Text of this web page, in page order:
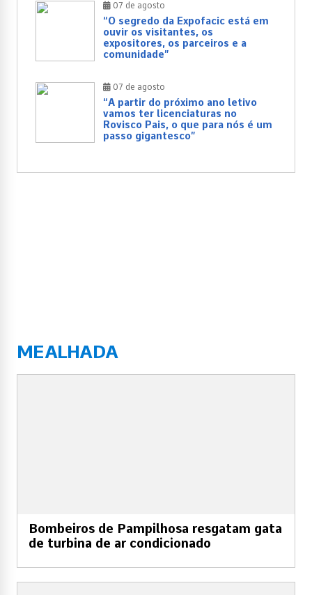
07 de agosto
“O segredo da Expofacic está em
ouvir os visitantes, os
expositores, os parceiros e a
comunidade”
07 de agosto
“A partir do próximo ano letivo
vamos ter licenciaturas no
Rovisco Pais, o que para nós é um
passo gigantesco”
MEALHADA
Bombeiros de Pampilhosa resgatam gata
de turbina de ar condicionado